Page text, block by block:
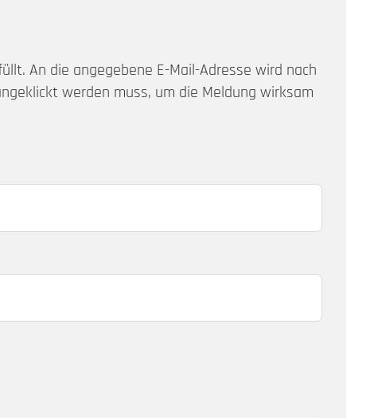
An die angegebene E-Mail-Adresse wird nach
werden muss, um die Meldung wirksam